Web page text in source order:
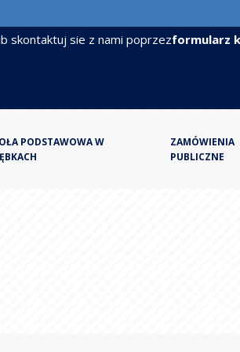
skontaktuj sie z nami poprzezformularz
PODSTAWOWA W
ZAMÓWIENIA
PUBLICZNE